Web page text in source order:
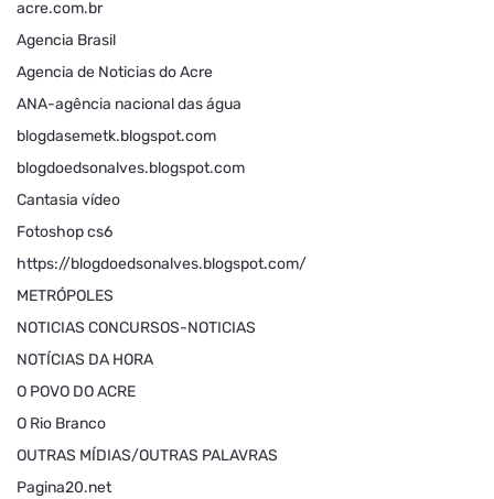
acre.com.br
Agencia Brasil
Agencia de Noticias do Acre
ANA-agência nacional das água
blogdasemetk.blogspot.com
blogdoedsonalves.blogspot.com
Cantasia vídeo
Fotoshop cs6
https://blogdoedsonalves.blogspot.com/
METRÓPOLES
NOTICIAS CONCURSOS-NOTICIAS
NOTÍCIAS DA HORA
O POVO DO ACRE
O Rio Branco
OUTRAS MÍDIAS/OUTRAS PALAVRAS
Pagina20.net